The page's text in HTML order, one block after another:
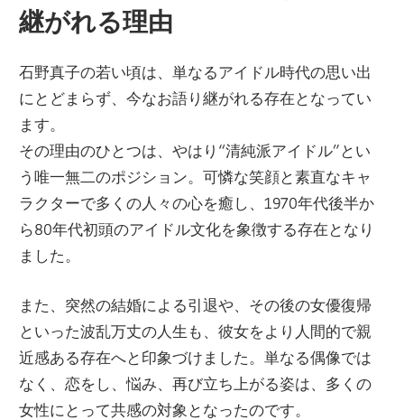
継がれる理由
石野真子の若い頃は、単なるアイドル時代の思い出
にとどまらず、今なお語り継がれる存在となってい
ます。
その理由のひとつは、やはり“清純派アイドル”とい
う唯一無二のポジション。可憐な笑顔と素直なキャ
ラクターで多くの人々の心を癒し、1970年代後半か
ら80年代初頭のアイドル文化を象徴する存在となり
ました。
また、突然の結婚による引退や、その後の女優復帰
といった波乱万丈の人生も、彼女をより人間的で親
近感ある存在へと印象づけました。単なる偶像では
なく、恋をし、悩み、再び立ち上がる姿は、多くの
女性にとって共感の対象となったのです。